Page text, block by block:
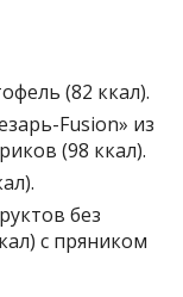
(82 ккал).
Fusion» из
(98 ккал).
без
с пряником